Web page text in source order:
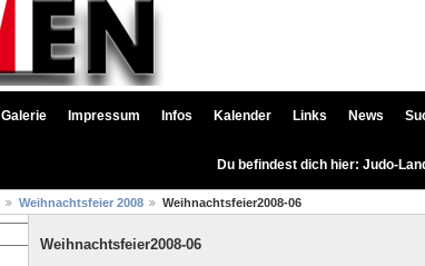
Galerie Impressum Infos Kalender Links News
Du befindest dich hier: Judo-
Weihnachtsfeier 2008 Weihnachtsfeier2008-06
Weihnachtsfeier2008-06